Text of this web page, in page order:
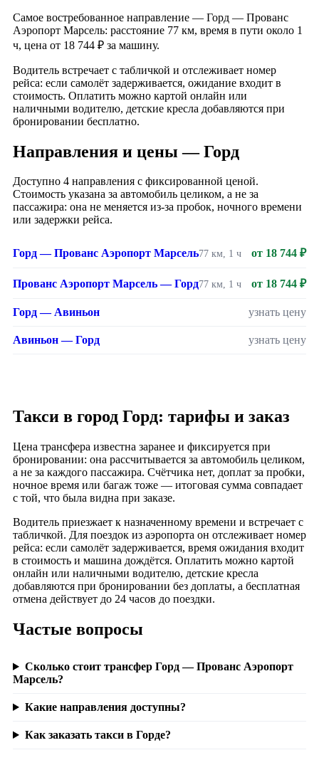
Самое востребованное направление — Горд — Прованс
Аэропорт Марсель: расстояние 77 км, время в пути около 1
ч, цена от 18 744 ₽ за машину.
Водитель встречает с табличкой и отслеживает номер
рейса: если самолёт задерживается, ожидание входит в
стоимость. Оплатить можно картой онлайн или
наличными водителю, детские кресла добавляются при
бронировании бесплатно.
Направления и цены — Горд
Доступно 4 направления с фиксированной ценой.
Стоимость указана за автомобиль целиком, а не за
пассажира: она не меняется из-за пробок, ночного времени
или задержки рейса.
Горд — Прованс Аэропорт Марсель77 км, 1 ч от 18 744 ₽
Прованс Аэропорт Марсель — Горд77 км, 1 ч от 18 744 ₽
Горд — Авиньон узнать цену
Авиньон — Горд узнать цену
Такси в город Горд: тарифы и заказ
Цена трансфера известна заранее и фиксируется при
бронировании: она рассчитывается за автомобиль целиком,
а не за каждого пассажира. Счётчика нет, доплат за пробки,
ночное время или багаж тоже — итоговая сумма совпадает
с той, что была видна при заказе.
Водитель приезжает к назначенному времени и встречает с
табличкой. Для поездок из аэропорта он отслеживает номер
рейса: если самолёт задерживается, время ожидания входит
в стоимость и машина дождётся. Оплатить можно картой
онлайн или наличными водителю, детские кресла
добавляются при бронировании без доплаты, а бесплатная
отмена действует до 24 часов до поездки.
Частые вопросы
Сколько стоит трансфер Горд — Прованс Аэропорт
Марсель?
Какие направления доступны?
Как заказать такси в Горде?